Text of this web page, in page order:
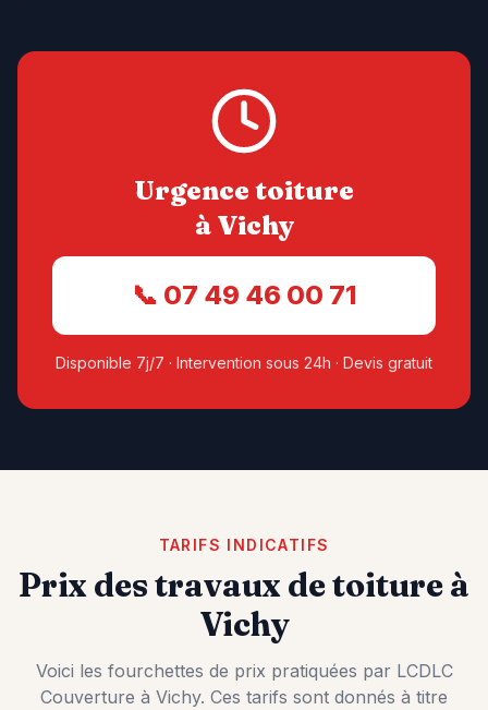
Urgence toiture
à Vichy
📞 07 49 46 00 71
Disponible 7j/7 · Intervention sous 24h · Devis gratuit
TARIFS INDICATIFS
Prix des travaux de toiture à
Vichy
Voici les fourchettes de prix pratiquées par LCDLC
Couverture à Vichy. Ces tarifs sont donnés à titre